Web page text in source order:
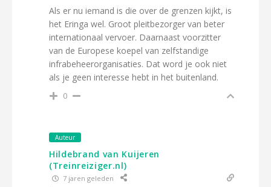
Als er nu iemand is die over de grenzen kijkt, is
het Eringa wel. Groot pleitbezorger van beter
internationaal vervoer. Daarnaast voorzitter
van de Europese koepel van zelfstandige
infrabeheerorganisaties. Dat word je ook niet
als je geen interesse hebt in het buitenland.
0
Auteur
Hildebrand van Kuijeren
(Treinreiziger.nl)
7 jaren geleden